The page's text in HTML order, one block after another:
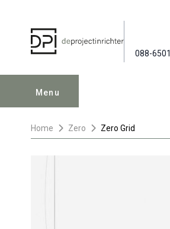
088-
Menu
Home Zero Zero Grid